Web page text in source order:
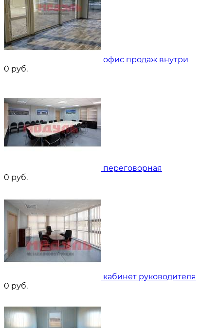
офис продаж внутри
0 руб.
переговорная
0 руб.
кабинет руководителя
0 руб.